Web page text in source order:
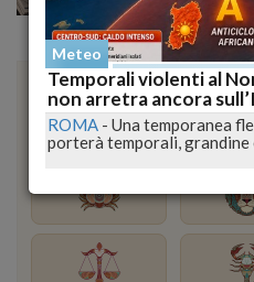
Oroscopo del Giorno
Meteo
Temporali violenti al
non arretra ancora
ROMA - Una temporanea
porterà temporali, grandine